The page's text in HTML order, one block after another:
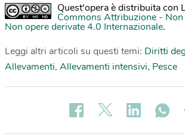
Quest'opera è distribuita con
Commons Attribuzione -
Non opere derivate 4.0 Internazionale.
Leggi altri articoli su questi temi: Diritti
Allevamenti, Allevamenti intensivi, Pesce